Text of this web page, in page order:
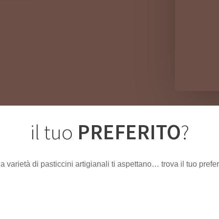
il tuo PREFERITO?
varietà di pasticcini artigianali ti aspettano… trova il tuo